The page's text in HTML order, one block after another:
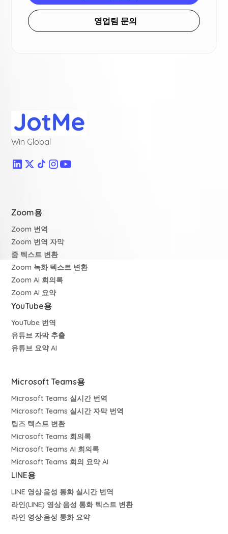
영업팀 문의
Win Global
Zoom용
Zoom 번역
Zoom 번역 자막
줌 텍스트 변환
Zoom 녹화 텍스트 변환
Zoom AI 회의록
Zoom AI 요약
YouTube용
YouTube 번역
유튜브 자막 추출
유튜브 요약 AI
Microsoft Teams용
Microsoft Teams 실시간 번역
Microsoft Teams 실시간 자막 번역
팀즈 텍스트 변환
Microsoft Teams 회의록
Microsoft Teams AI 회의록
Microsoft Teams 회의 요약 AI
LINE용
LINE 영상·음성 통화 실시간 번역
라인(LINE) 영상·음성 통화 텍스트 변환
라인 영상·음성 통화 요약